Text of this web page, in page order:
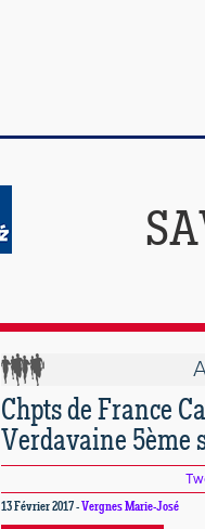
Chpts de France
Verdavaine 5ème
13 Février 2017 - Vergnes Marie-José